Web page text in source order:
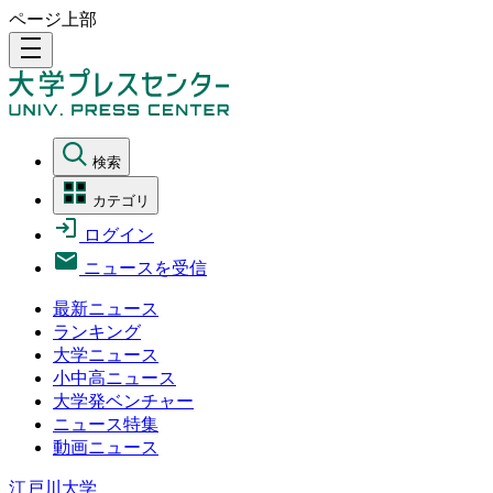
ページ上部
density_medium
検索
カテゴリ
ログイン
ニュースを受信
最新ニュース
ランキング
大学ニュース
小中高ニュース
大学発ベンチャー
ニュース特集
動画ニュース
江戸川大学